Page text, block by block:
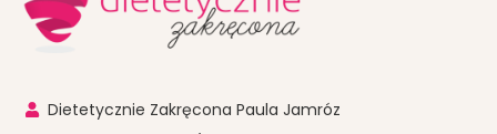
Dietetycznie Zakręcona Paula Jamróz